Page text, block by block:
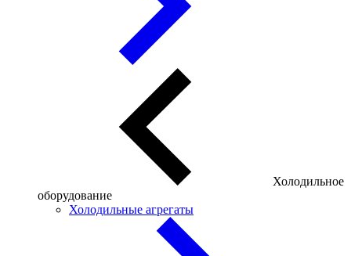
Холодильное
оборудование
Холодильные агрегаты